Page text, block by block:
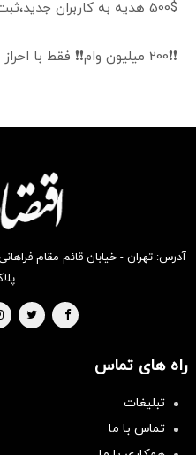
500$ هدیه به کاربران جدید،ثبت نام کن
❗❗200 میلیون وام❗❗ فقط با احراز هویت
آدرس: تهران - خیابان قائم مقام
راه های تماس
تبلیغات
تماس با ما